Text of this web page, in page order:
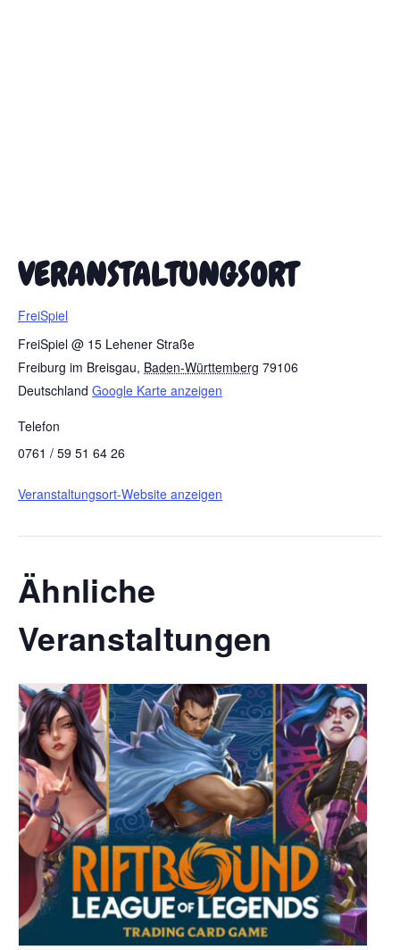
VERANSTALTUNGSORT
FreiSpiel
FreiSpiel @ 15 Lehener Straße
Freiburg im Breisgau, Baden-Württemberg 79106
Deutschland Google Karte anzeigen
Telefon
0761 / 59 51 64 26
Veranstaltungsort-Website anzeigen
Ähnliche
Veranstaltungen